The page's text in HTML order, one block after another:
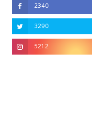
2340
3290
5212